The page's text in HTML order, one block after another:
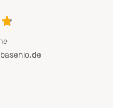
4.8 von 5